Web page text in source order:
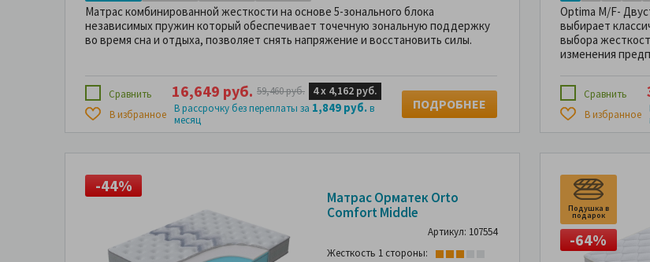
Матрас комбинированной жесткости на основе 5-зонального блока
независимых пружин который обеспечивает точечную зональную поддержку
во время сна и отдыха, позволяет снять напряжение и восстановить силы.
Сравнить
В избранное
16,649 руб. 59,460 руб. 4 х 4,162 руб.
В рассрочку без переплаты за 1,849 руб.в
месяц
ПОДРОБНЕЕ
Optima M/F-
выбирает
выбора
изменения
Сравнить
В избранное
-44% -44%
Матрас Орматек Orto
Comfort Middle
Артикул: 107554
Жесткость 1 стороны:
Подушка в
подарок
-64%